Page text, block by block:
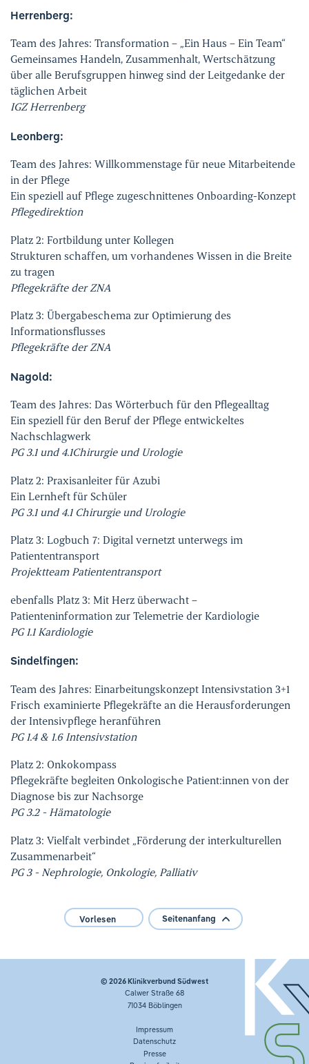
Herrenberg:
Team des Jahres: Transformation – „Ein Haus – Ein Team“
Gemeinsames Handeln, Zusammenhalt, Wertschätzung
über alle Berufsgruppen hinweg sind der Leitgedanke der
täglichen Arbeit
IGZ Herrenberg
Leonberg:
Team des Jahres: Willkommenstage für neue Mitarbeitende
in der Pflege
Ein speziell auf Pflege zugeschnittenes Onboarding-Konzept
Pflegedirektion
Platz 2: Fortbildung unter Kollegen
Strukturen schaffen, um vorhandenes Wissen in die Breite
zu tragen
Pflegekräfte der ZNA
Platz 3: Übergabeschema zur Optimierung des
Informationsflusses
Pflegekräfte der ZNA
Nagold:
Team des Jahres: Das Wörterbuch für den Pflegealltag
Ein speziell für den Beruf der Pflege entwickeltes
Nachschlagwerk
PG 3.1 und 4.1Chirurgie und Urologie
Platz 2: Praxisanleiter für Azubi
Ein Lernheft für Schüler
PG 3.1 und 4.1 Chirurgie und Urologie
Platz 3: Logbuch 7: Digital vernetzt unterwegs im
Patiententransport
Projektteam Patiententransport
ebenfalls Platz 3: Mit Herz überwacht –
Patienteninformation zur Telemetrie der Kardiologie
PG 1.1 Kardiologie
Sindelfingen:
Team des Jahres: Einarbeitungskonzept Intensivstation 3+1
Frisch examinierte Pflegekräfte an die Herausforderungen
der Intensivpflege heranführen
PG 1.4 & 1.6 Intensivstation
Platz 2: Onkokompass
Pflegekräfte begleiten Onkologische Patient:innen von der
Diagnose bis zur Nachsorge
PG 3.2 - Hämatologie
Platz 3: Vielfalt verbindet „Förderung der interkulturellen
Zusammenarbeit“
PG 3 - Nephrologie, Onkologie, Palliativ
Vorlesen Seitenanfang
© 2026Klinikverbund Südwest
Calwer Straße 68
71034 Böblingen
Impressum
Datenschutz
Presse